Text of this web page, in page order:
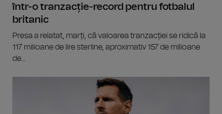
într-o tranzacție-record pentru fotbalul
britanic
Presa a relatat, marți, că valoarea tranzacției se ridică la
117 milioane de lire sterline, aproximativ 157 de milioane
de...